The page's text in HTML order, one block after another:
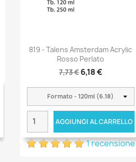
819 - Talens Amsterdam Acrylic
Rosso Perlato
7,73 €6,18 €
AGGIUNGI AL CARRELLO
1 recensione